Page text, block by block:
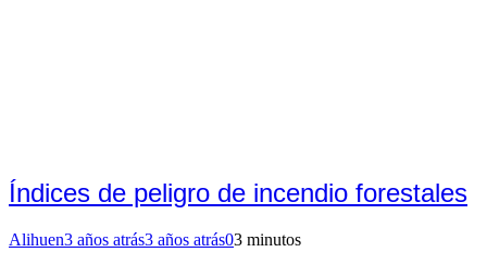
Índices de peligro de incendio forestales
Alihuen3 años atrás3 años atrás03 minutos